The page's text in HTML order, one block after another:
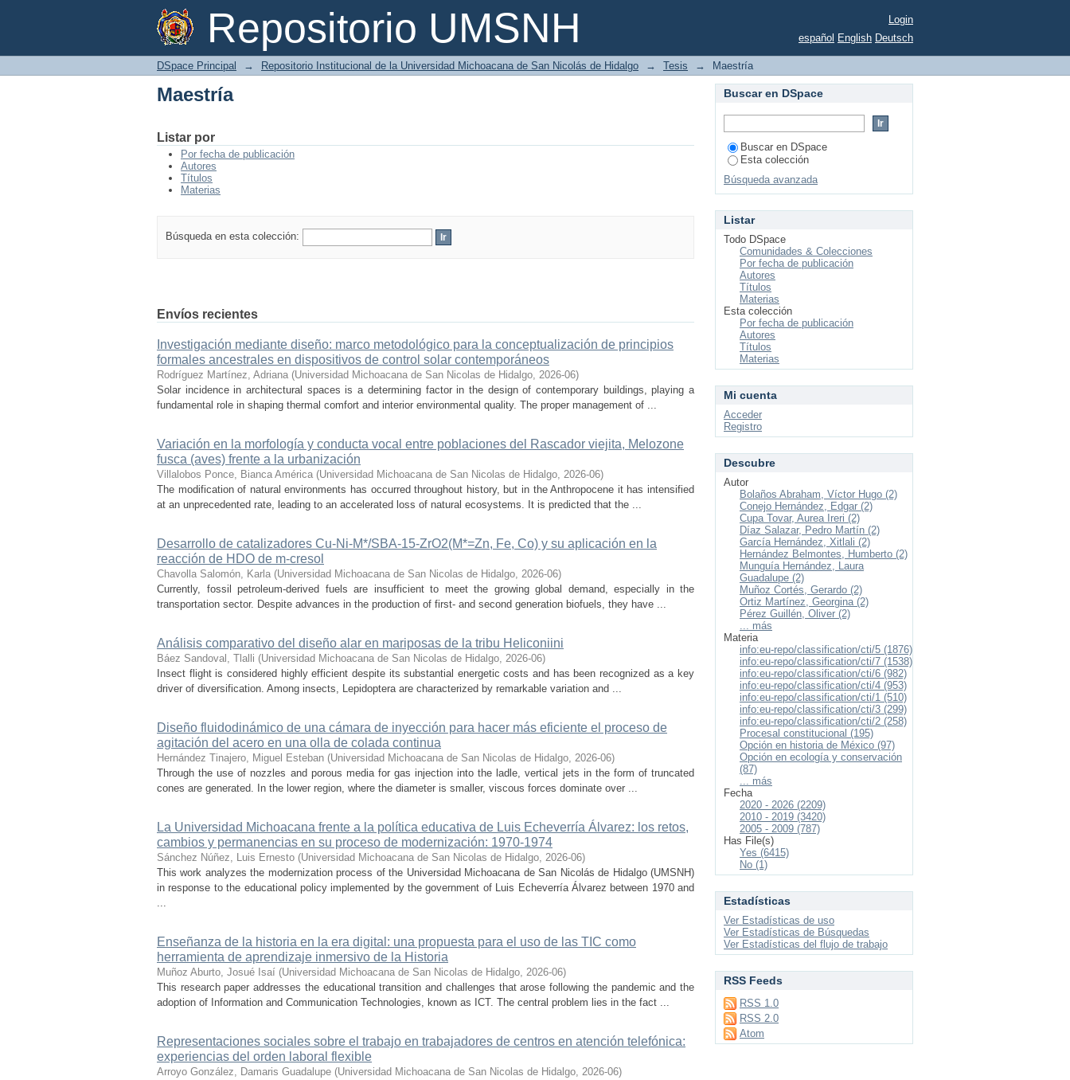
Repositorio UMSNH
Maestría
Login
español English Deutsch
DSpace Principal → Repositorio Institucional de la Universidad Michoacana de San Nicolás de Hidalgo → Tesis → Maestría
Maestría
Listar por
Por fecha de publicación
Autores
Títulos
Materias
Búsqueda en esta colección:
Envíos recientes
Investigación mediante diseño: marco metodológico para la conceptualización de principios
formales ancestrales en dispositivos de control solar contemporáneos
Rodríguez Martínez, Adriana (Universidad Michoacana de San Nicolas de Hidalgo, 2026-06)
Solar incidence in architectural spaces is a determining factor in the design of contemporary buildings, playing a
fundamental role in shaping thermal comfort and interior environmental quality. The proper management of ...
Variación en la morfología y conducta vocal entre poblaciones del Rascador viejita, Melozone
fusca (aves) frente a la urbanización
Villalobos Ponce, Bianca América (Universidad Michoacana de San Nicolas de Hidalgo, 2026-06)
The modification of natural environments has occurred throughout history, but in the Anthropocene it has intensified
at an unprecedented rate, leading to an accelerated loss of natural ecosystems. It is predicted that the ...
Desarrollo de catalizadores Cu-Ni-M*/SBA-15-ZrO2(M*=Zn, Fe, Co) y su aplicación en la
reacción de HDO de m-cresol
Chavolla Salomón, Karla (Universidad Michoacana de San Nicolas de Hidalgo, 2026-06)
Currently, fossil petroleum-derived fuels are insufficient to meet the growing global demand, especially in the
transportation sector. Despite advances in the production of first- and second generation biofuels, they have ...
Análisis comparativo del diseño alar en mariposas de la tribu Heliconiini
Báez Sandoval, Tlalli (Universidad Michoacana de San Nicolas de Hidalgo, 2026-06)
Insect flight is considered highly efficient despite its substantial energetic costs and has been recognized as a key
driver of diversification. Among insects, Lepidoptera are characterized by remarkable variation and ...
Diseño fluidodinámico de una cámara de inyección para hacer más eficiente el proceso de
agitación del acero en una olla de colada continua
Hernández Tinajero, Miguel Esteban (Universidad Michoacana de San Nicolas de Hidalgo, 2026-06)
Through the use of nozzles and porous media for gas injection into the ladle, vertical jets in the form of truncated
cones are generated. In the lower region, where the diameter is smaller, viscous forces dominate over ...
La Universidad Michoacana frente a la política educativa de Luis Echeverría Álvarez: los retos,
cambios y permanencias en su proceso de modernización: 1970-1974
Sánchez Núñez, Luis Ernesto (Universidad Michoacana de San Nicolas de Hidalgo, 2026-06)
This work analyzes the modernization process of the Universidad Michoacana de San Nicolás de Hidalgo (UMSNH)
in response to the educational policy implemented by the government of Luis Echeverría Álvarez between 1970 and
...
Enseñanza de la historia en la era digital: una propuesta para el uso de las TIC como
herramienta de aprendizaje inmersivo de la Historia
Muñoz Aburto, Josué Isaí (Universidad Michoacana de San Nicolas de Hidalgo, 2026-06)
This research paper addresses the educational transition and challenges that arose following the pandemic and the
adoption of Information and Communication Technologies, known as ICT. The central problem lies in the fact ...
Representaciones sociales sobre el trabajo en trabajadores de centros en atención telefónica:
experiencias del orden laboral flexible
Arroyo González, Damaris Guadalupe (Universidad Michoacana de San Nicolas de Hidalgo, 2026-06)
Buscar en DSpace
Buscar en DSpace
Esta colección
Búsqueda avanzada
Listar
Todo DSpace
Comunidades & Colecciones
Por fecha de publicación
Autores
Títulos
Materias
Esta colección
Por fecha de publicación
Autores
Títulos
Materias
Mi cuenta
Acceder
Registro
Descubre
Autor
Bolaños Abraham, Víctor Hugo (2)
Conejo Hernández, Edgar (2)
Cupa Tovar, Aurea Ireri (2)
Díaz Salazar, Pedro Martín (2)
García Hernández, Xitlali (2)
Hernández Belmontes, Humberto (2)
Munguía Hernández, Laura
Guadalupe (2)
Muñoz Cortés, Gerardo (2)
Ortiz Martínez, Georgina (2)
Pérez Guillén, Oliver (2)
... más
Materia
info:eu-repo/classification/cti/5 (1876)
info:eu-repo/classification/cti/7 (1538)
info:eu-repo/classification/cti/6 (982)
info:eu-repo/classification/cti/4 (953)
info:eu-repo/classification/cti/1 (510)
info:eu-repo/classification/cti/3 (299)
info:eu-repo/classification/cti/2 (258)
Procesal constitucional (195)
Opción en historia de México (97)
Opción en ecología y conservación
(87)
... más
Fecha
2020 - 2026 (2209)
2010 - 2019 (3420)
2005 - 2009 (787)
Has File(s)
Yes (6415)
No (1)
Estadísticas
Ver Estadísticas de uso
Ver Estadísticas de Búsquedas
Ver Estadísticas del flujo de trabajo
RSS Feeds
RSS 1.0
RSS 2.0
Atom